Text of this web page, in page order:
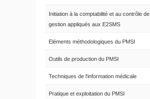
Initiation à la comptabilité et au contrôle de
gestion appliqués aux E2SMS
Eléments méthodologiques du PMSI
Outils de production du PMSI
Techniques de l'information médicale
Pratique et exploitation du PMSI